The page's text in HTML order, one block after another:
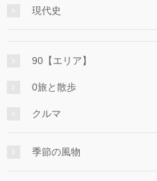
現代史
90【エリア】
0旅と散歩
クルマ
季節の風物